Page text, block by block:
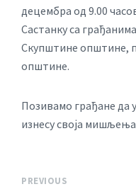
децембра од 9.00
Састанку са
Скупштине општине,
општине.
Позивамо грађане да
изнесу своја мишљења
PREVIOUS